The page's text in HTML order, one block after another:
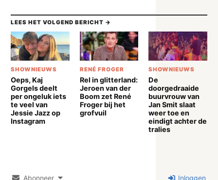
LEES HET VOLGEND BERICHT →
SHOWNIEUWS
Oeps, Kaj
Gorgels deelt
per ongeluk iets
te veel van
Jessie Jazz op
Instagram
RENÉ FROGER
Rel in glitterland:
Jeroen van der
Boom zet René
Froger bij het
grofvuil
SHOWNIEUWS
De
doorgedraaide
buurvrouw van
Jan Smit slaat
weer toe en
eindigt achter de
tralies
Abonneer Inloggen